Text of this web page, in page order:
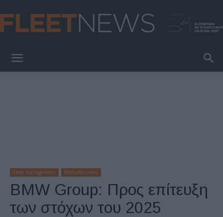
Fleet Management Manufacturers
BMW Group: Προς επίτευξη
των στόχων του 2025